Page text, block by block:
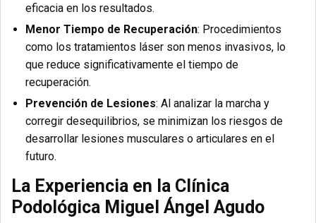
eficacia en los resultados.
Menor Tiempo de Recuperación: Procedimientos
como los tratamientos láser son menos invasivos, lo
que reduce significativamente el tiempo de
recuperación.
Prevención de Lesiones: Al analizar la marcha y
corregir desequilibrios, se minimizan los riesgos de
desarrollar lesiones musculares o articulares en el
futuro.
La Experiencia en la Clínica
Podológica Miguel Ángel Agudo